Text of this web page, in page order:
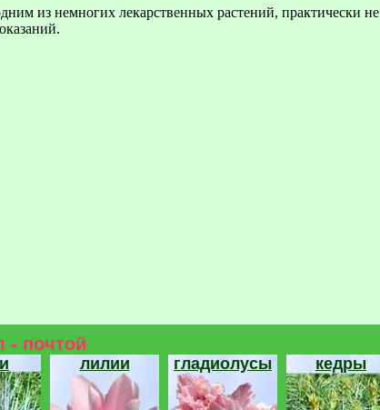
из немногих лекарственных растений, практически не
- почтой
лилии гладиолусы кедры